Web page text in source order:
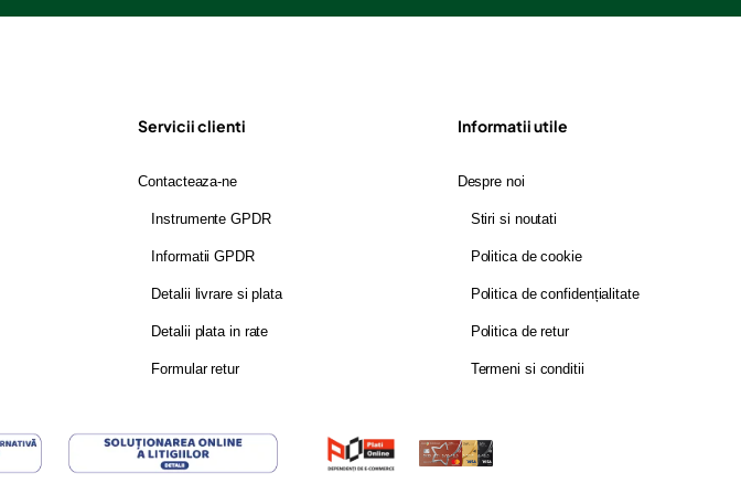
Servicii clienti
Contacteaza-ne
Instrumente GPDR
Informatii GPDR
Detalii livrare si plata
Detalii plata in rate
Formular retur
Informatii utile
Despre noi
Stiri si noutati
Politica de cookie
Politica de confidențialitate
Politica de retur
Termeni si conditii